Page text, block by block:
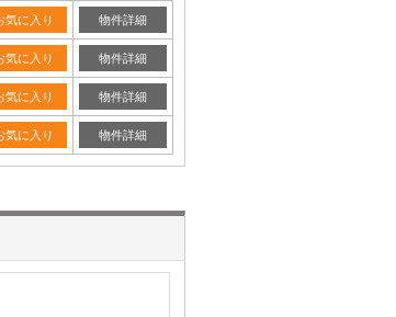
気に入り 物件詳細
気に入り 物件詳細
気に入り 物件詳細
気に入り 物件詳細